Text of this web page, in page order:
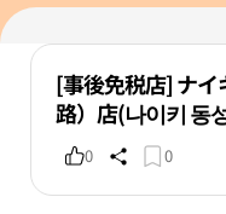
[事後免税店] ナ
路）店(나이키 동
0 0